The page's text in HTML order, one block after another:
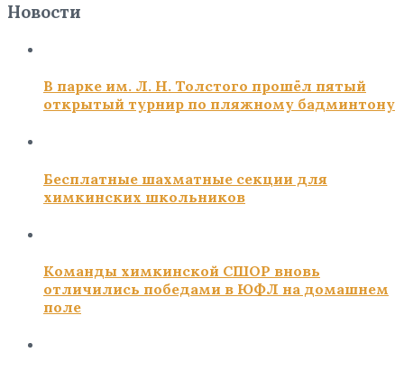
Новости
В парке им. Л. Н. Толстого прошёл пятый
открытый турнир по пляжному бадминтону
Бесплатные шахматные секции для
химкинских школьников
Команды химкинской СШОР вновь
отличились победами в ЮФЛ на домашнем
поле